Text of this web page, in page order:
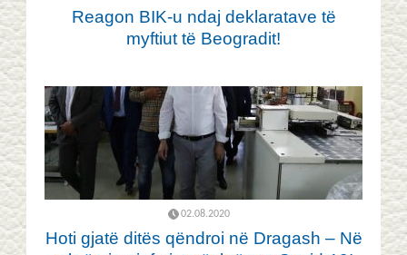
Reagon BIK-u ndaj deklaratave të
myftiut të Beogradit!
02.08.2020
Hoti gjatë ditës qëndroi në Dragash – Në